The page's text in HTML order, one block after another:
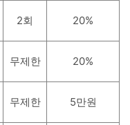
2회 20%
무제한 20%
무제한 5만원